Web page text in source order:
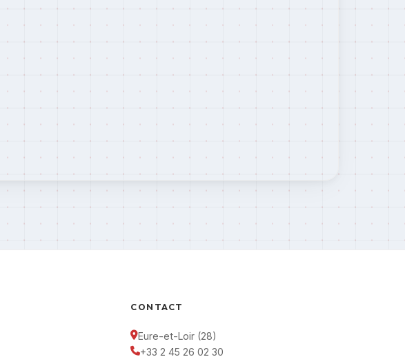
CONTACT
Eure-et-Loir (28)
+33 2 45 26 02 30